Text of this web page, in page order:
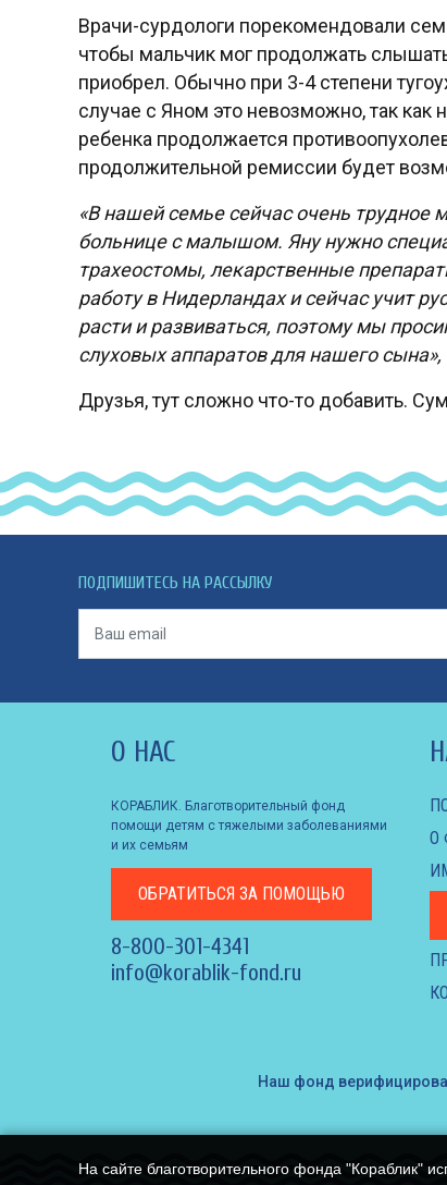
Врачи-сурдологи порекомендовали
чтобы мальчик мог продолжать
приобрел. Обычно при 3-4 степени
случае с Яном это невозможно, так как
ребенка продолжается
продолжительной ремиссии будет
«В нашей семье сейчас очень трудное
больнице с малышом. Яну нужно
трахеостомы, лекарственные
работу в Нидерландах и сейчас учит
расти и развиваться, поэтому мы
слуховых аппаратов для нашего сына»,
Друзья, тут сложно что-то добавить.
ПОДПИШИТЕСЬ НА РАССЫЛКУ
О НАС
КОРАБЛИК. Благотворительный фонд
помощи детям с тяжелыми заболеваниями
и их семьям
ОБРАТИТЬСЯ ЗА ПОМОЩЬЮ
8-800-301-4341
info@korablik-fond.ru
О
Наш фонд
На сайте благотворительного фонда "Кораблик"